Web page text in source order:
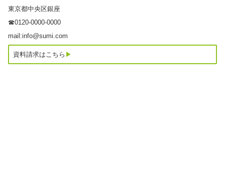
東京都中央区銀座
☎0120-0000-0000
mail:info@sumi.com
資料請求はこちら ▶